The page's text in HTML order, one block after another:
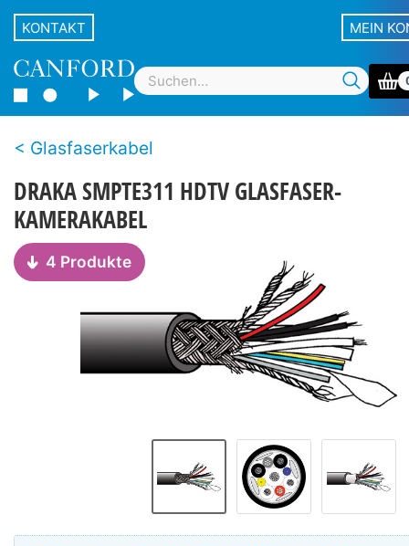
KONTAKT MEIN
Glasfaserkabel
DRAKA SMPTE311 HDTV GLASFASER-
KAMERAKABEL
4 Produkte